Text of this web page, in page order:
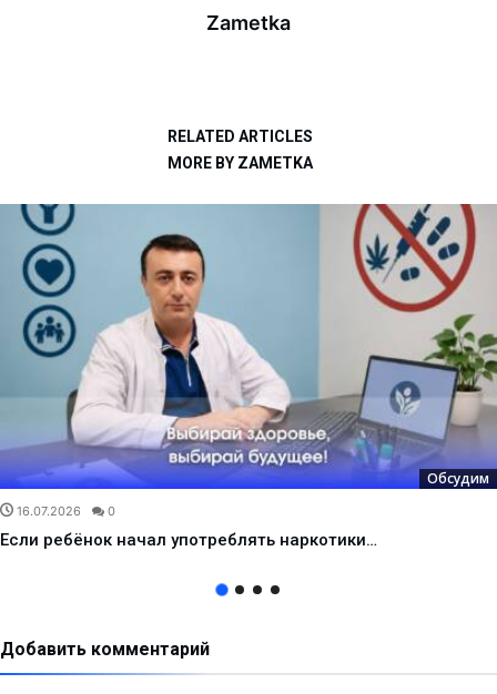
Zametka
RELATED ARTICLES
MORE BY ZAMETKA
Обсудим
16.07.2026 0
Если ребёнок начал употреблять наркотики…
Добавить комментарий